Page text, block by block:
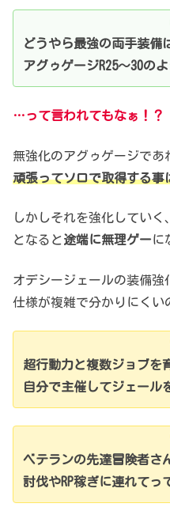
どうやら最強の両手装備
アグゥゲージR25～30のよ
…って言われてもなぁ！？
無強化のアグゥゲージであ
頑張ってソロで取得する事
しかしそれを強化していく、
となると 途端に無理ゲーに
オデシージェールの装備強
仕様が複雑で分かりにくい
超行動力と複数ジョブを
自分で主催してジェール
ベテランの先達冒険者さ
討伐やRP稼ぎに連れてっ